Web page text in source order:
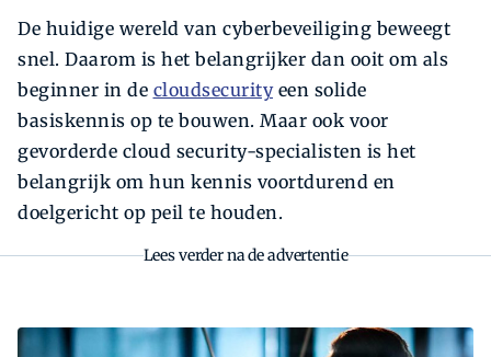
De huidige wereld van cyberbeveiliging beweegt
snel. Daarom is het belangrijker dan ooit om als
beginner in de cloudsecurityeen solide
basiskennis op te bouwen. Maar ook voor
gevorderde cloud security-specialisten is het
belangrijk om hun kennis voortdurend en
doelgericht op peil te houden.
Lees verder na de advertentie